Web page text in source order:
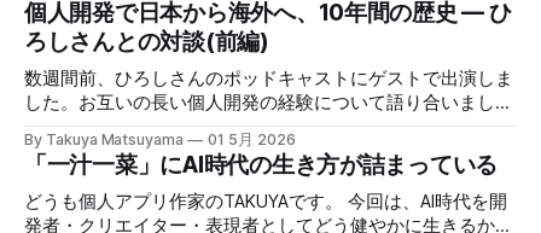
を注ぐ、というものだ。「へぇ」「うん」「うーん」「なる
ほど〜」と、相手の話にどんなバリエーションで返そうかと
いう所に集中する。騙されたと思って試してみて欲しいんだ
が、このお陰で相手の話がよく理解できて、自然なフォロー
ら頑張って面白い話をひねり出す必要が無いので、気が楽に
なった。話の結論も何もいらなくて、「そうなんですね」
「いいですね」「ほんじゃお疲れ様です〜」みたいな感じで
締めくくる。反応に困ったらとりあえず「いいですね」まじ
個人開発で日本から海外へ、10年間の歴史 — ひ
ろしさんとの対談(前編)
数週間前、ひろしさんのポッドキャストにゲストで出演しま
した。お互いの長い個人開発の経験について語り合いまし
き起こしが出来たので、こちらに掲載します。お楽しみくだ
さい。 ※ギアアイコンをクリックして、音声と字幕を日本語
に変更できます。 00:00 イントロ:TAKUYAさんようこそ
01:32 TAKUYAさんの自己紹介:WalknoteからInkdropまで
By Takuya Matsuyama 01 5月 2026
「一汁一菜」にAI時代の生き方が詰まっている
どうも個人アプリ作家のTAKUYAです。 今回は、AI時代を開
発者・クリエイター・表現者としてどう健やかに生きるか、